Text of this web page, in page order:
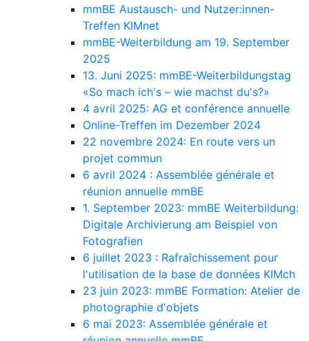
mmBE Austausch- und Nutzer:innen-
Treffen KIMnet
mmBE-Weiterbildung am 19. September
2025
13. Juni 2025: mmBE-Weiterbildungstag
«So mach ich's – wie machst du's?»
4 avril 2025: AG et conférence annuelle
Online-Treffen im Dezember 2024
22 novembre 2024: En route vers un
projet commun
6 avril 2024 : Assemblée générale et
réunion annuelle mmBE
1. September 2023: mmBE Weiterbildung:
Digitale Archivierung am Beispiel von
Fotografien
6 juillet 2023 : Rafraîchissement pour
l'utilisation de la base de données KIMch
23 juin 2023: mmBE Formation: Atelier de
photographie d'objets
6 mai 2023: Assemblée générale et